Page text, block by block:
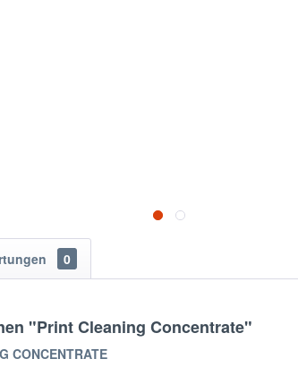
0
"Print Cleaning Concentrate"
CONCENTRATE